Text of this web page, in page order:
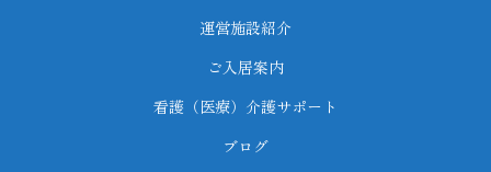
運営施設紹介
ご入居案内
看護（医療）介護サポート
ブログ